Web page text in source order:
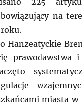
225
na
roku.
Hanzeatyckie
prawodawstwa i
miasta w